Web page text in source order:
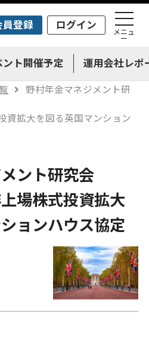
員登録 ログイン
メニュ
ー
ント開催予定 運用会社レポ
野村年金マネジメント研
資拡大を図る英国マンション
ント研究会
場株式投資拡大
ョンハウス協定